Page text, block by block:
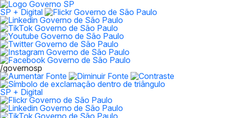
SP + Digital
/governosp
SP + Digital